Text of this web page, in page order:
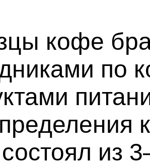
кофе
по
из